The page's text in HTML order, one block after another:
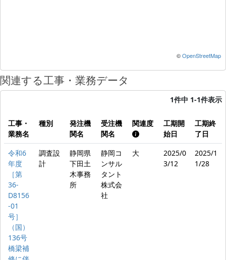
©OpenStreetMap
関連する工事・業務データ
1件中 1-1件表示
工事・
業務名
種別
発注機
関名
受注機
関名
関連度
工期開
始日
工期終
了日
令和6
年度
［第
36-
D8156
-01
号］
（国）
136号
橋梁補
調査設
計
静岡県
下田土
木事務
所
静岡コ
ンサル
タント
株式会
社
大
2025/0
3/12
2025/1
1/28